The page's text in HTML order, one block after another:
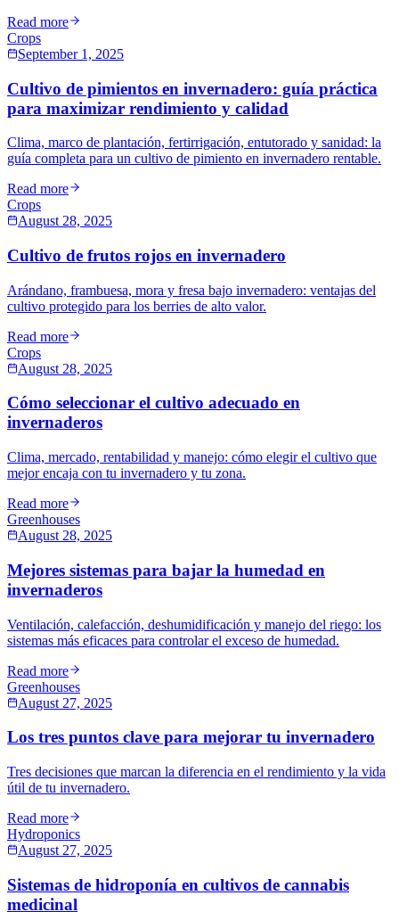
Read more
Crops
September 1, 2025
Cultivo de pimientos en invernadero: guía práctica
para maximizar rendimiento y calidad
Clima, marco de plantación, fertirrigación, entutorado y sanidad: la
guía completa para un cultivo de pimiento en invernadero rentable.
Read more
Crops
August 28, 2025
Cultivo de frutos rojos en invernadero
Arándano, frambuesa, mora y fresa bajo invernadero: ventajas del
cultivo protegido para los berries de alto valor.
Read more
Crops
August 28, 2025
Cómo seleccionar el cultivo adecuado en
invernaderos
Clima, mercado, rentabilidad y manejo: cómo elegir el cultivo que
mejor encaja con tu invernadero y tu zona.
Read more
Greenhouses
August 28, 2025
Mejores sistemas para bajar la humedad en
invernaderos
Ventilación, calefacción, deshumidificación y manejo del riego: los
sistemas más eficaces para controlar el exceso de humedad.
Read more
Greenhouses
August 27, 2025
Los tres puntos clave para mejorar tu invernadero
Tres decisiones que marcan la diferencia en el rendimiento y la vida
útil de tu invernadero.
Read more
Hydroponics
August 27, 2025
Sistemas de hidroponía en cultivos de cannabis
medicinal